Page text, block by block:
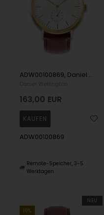
ADW00100869, Daniel Wellington Classic St Mawes Quartz Herre m/rem
163,00 EUR
ADW00100869
Remote-Speicher, 3-5
Werktagen
NEU
19%